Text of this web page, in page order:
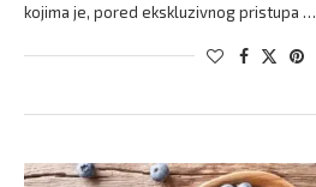
kojima je, pored ekskluzivnog pristupa …